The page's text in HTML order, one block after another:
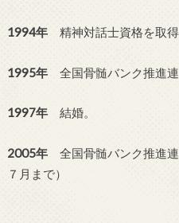
1994年精神対話士資格を取得
1995年全国骨髄バンク推進連
1997年結婚。
2005年全国骨髄バンク推進連
７月まで）